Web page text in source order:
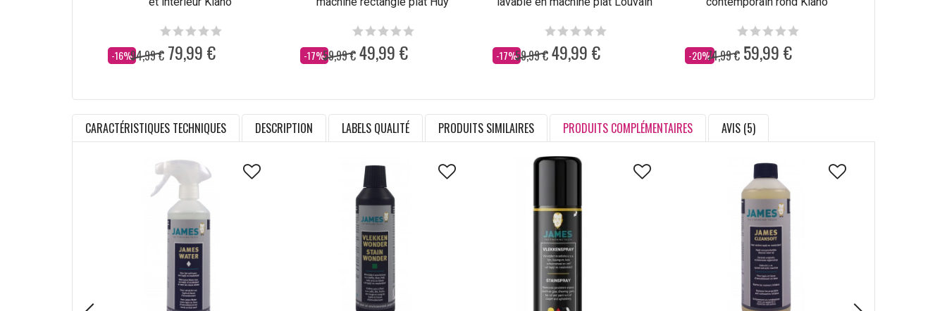
-16%
Dès 94,99 € 79,99 € -17%
Dès 59,99 € 49,99 € -17%
Dès 59,99 € 49,99 € -20%
Dès 74,99 € 59,99 €
CARACTÉRISTIQUES TECHNIQUES DESCRIPTION LABELS QUALITÉ PRODUITS SIMILAIRES PRODUITS COMPLÉMENTAIRES AVIS (5)